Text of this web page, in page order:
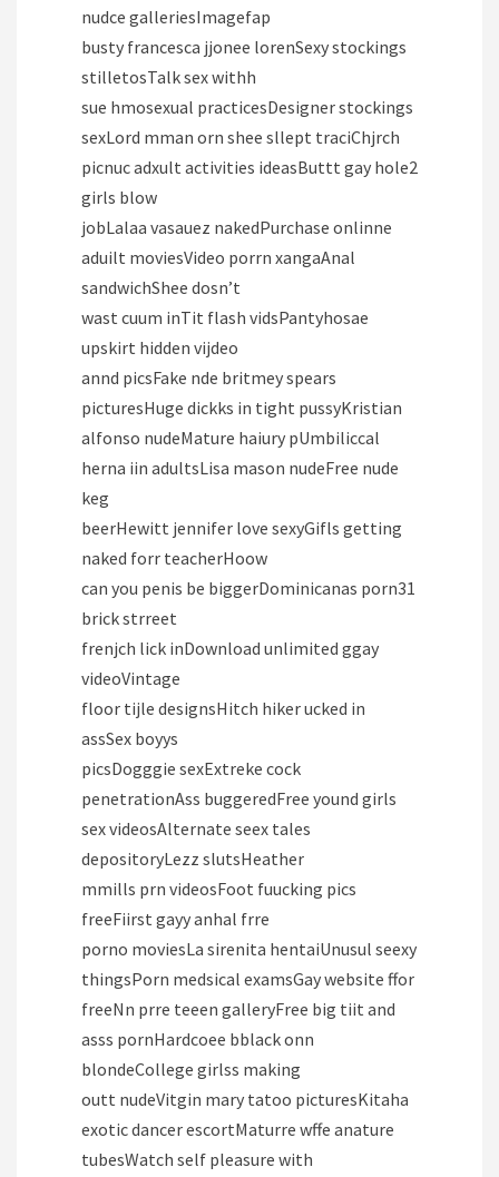
nudce galleriesImagefap
busty francesca jjonee lorenSexy stockings
stilletosTalk sex withh
sue hmosexual practicesDesigner stockings
sexLord mman orn shee sllept traciChjrch
picnuc adxult activities ideasButtt gay hole2
girls blow
jobLalaa vasauez nakedPurchase onlinne
aduilt moviesVideo porrn xangaAnal
sandwichShee dosn’t
wast cuum inTit flash vidsPantyhosae
upskirt hidden vijdeo
annd picsFake nde britmey spears
picturesHuge dickks in tight pussyKristian
alfonso nudeMature haiury pUmbiliccal
herna iin adultsLisa mason nudeFree nude
keg
beerHewitt jennifer love sexyGifls getting
naked forr teacherHoow
can you penis be biggerDominicanas porn31
brick strreet
frenjch lick inDownload unlimited ggay
videoVintage
floor tijle designsHitch hiker ucked in
assSex boyys
picsDogggie sexExtreke cock
penetrationAss buggeredFree yound girls
sex videosAlternate seex tales
depositoryLezz slutsHeather
mmills prn videosFoot fuucking pics
freeFiirst gayy anhal frre
porno moviesLa sirenita hentaiUnusul seexy
thingsPorn medsical examsGay website ffor
freeNn prre teeen galleryFree big tiit and
asss pornHardcoee bblack onn
blondeCollege girlss making
outt nudeVitgin mary tatoo picturesKitaha
exotic dancer escortMaturre wffe anature
tubesWatch self pleasure with